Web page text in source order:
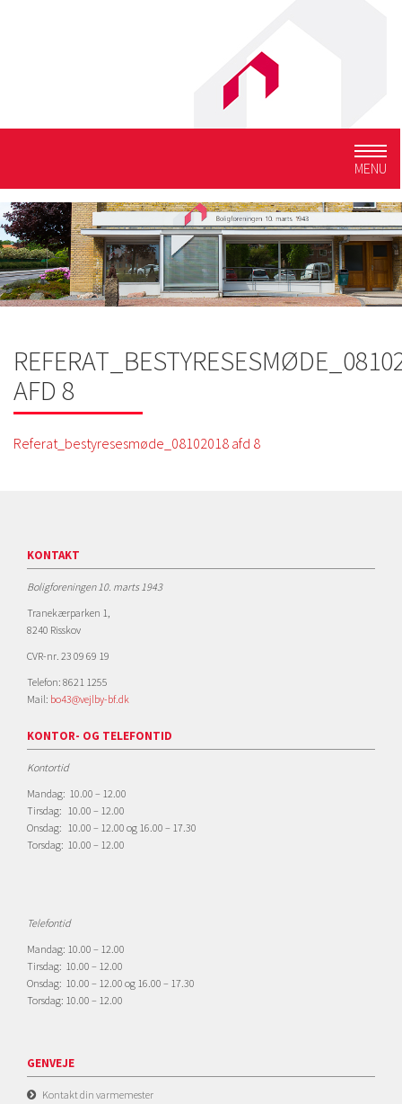
MENU
AFD 8
Referat_bestyresesmøde_08102018 afd 8
KONTAKT
Boligforeningen 10. marts 1943
Tranekærparken 1,
8240 Risskov
CVR-nr. 23 09 69 19
Telefon: 8621 1255
Mail: bo43@vejlby-bf.dk
KONTOR- OG TELEFONTID
Kontortid
Mandag: 10.00 – 12.00
Tirsdag: 10.00 – 12.00
Onsdag: 10.00 – 12.00 og 16.00 – 17.30
Torsdag: 10.00 – 12.00
Telefontid
Mandag: 10.00 – 12.00
Tirsdag: 10.00 – 12.00
Onsdag: 10.00 – 12.00 og 16.00 – 17.30
Torsdag: 10.00 – 12.00
GENVEJE
Kontakt din varmemester